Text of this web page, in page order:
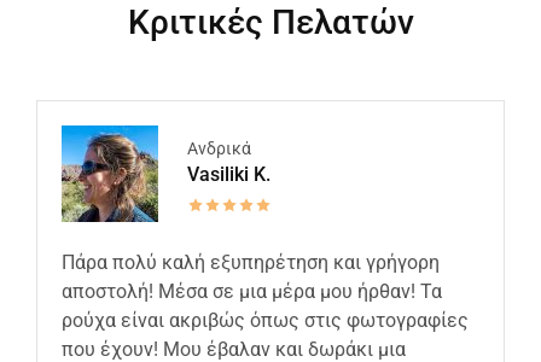
Κριτικές Πελατών
Ανδρικά
Vasiliki K.
Πάρα πολύ καλή εξυπηρέτηση και γρήγορη
αποστολή! Μέσα σε μια μέρα μου ήρθαν! Τα
ρούχα είναι ακριβώς όπως στις φωτογραφίες
που έχουν! Μου έβαλαν και δωράκι μια